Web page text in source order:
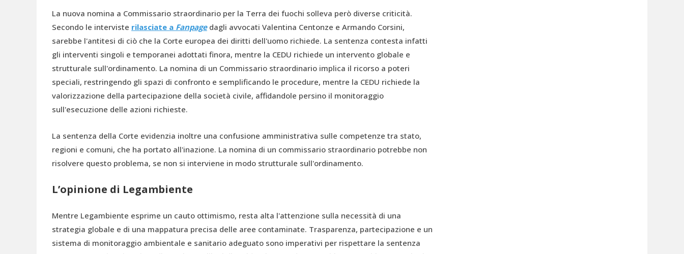
La nuova nomina a Commissario straordinario per la Terra dei fuochi solleva però diverse criticità.
Secondo le interviste rilasciate a Fanpagedagli avvocati Valentina Centonze e Armando Corsini,
sarebbe l'antitesi di ciò che la Corte europea dei diritti dell'uomo richiede. La sentenza contesta infatti
gli interventi singoli e temporanei adottati finora, mentre la CEDU richiede un intervento globale e
strutturale sull'ordinamento. La nomina di un Commissario straordinario implica il ricorso a poteri
speciali, restringendo gli spazi di confronto e semplificando le procedure, mentre la CEDU richiede la
valorizzazione della partecipazione della società civile, affidandole persino il monitoraggio
sull'esecuzione delle azioni richieste.
La sentenza della Corte evidenzia inoltre una confusione amministrativa sulle competenze tra stato,
regioni e comuni, che ha portato all'inazione. La nomina di un commissario straordinario potrebbe non
risolvere questo problema, se non si interviene in modo strutturale sull'ordinamento.
L’opinione di Legambiente
Mentre Legambiente esprime un cauto ottimismo, resta alta l'attenzione sulla necessità di una
strategia globale e di una mappatura precisa delle aree contaminate. Trasparenza, partecipazione e un
sistema di monitoraggio ambientale e sanitario adeguato sono imperativi per rispettare la sentenza